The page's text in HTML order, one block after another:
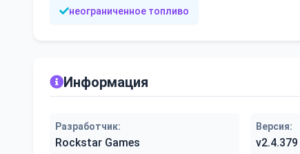
неограниченное топливо
Информация
Разработчик:
Rockstar Games
Версия:
v2.4.379